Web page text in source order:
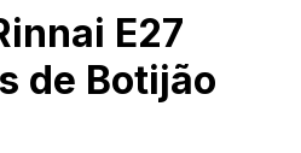
E27
de Botijão